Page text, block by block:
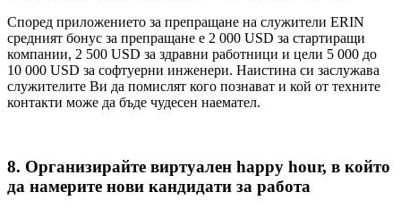
Според приложението за препращане на служители ERIN
средният бонус за препращане е 2 000 USD за стартиращи
компании, 2 500 USD за здравни работници и цели 5 000 до
10 000 USD за софтуерни инженери. Наистина си заслужава
служителите Ви да помислят кого познават и кой от техните
контакти може да бъде чудесен наемател.
8. Организирайте виртуален happy hour, в който
да намерите нови кандидати за работа